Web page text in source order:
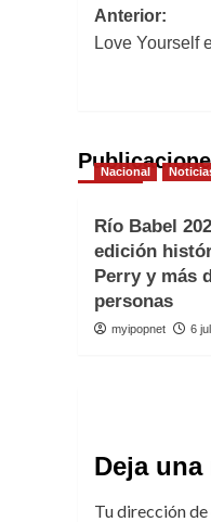
de
Anterior:
Love Yourself
Nacional
Río Babel
edición
Perry y más
personas
myipopnet 6
Deja
Tu dirección